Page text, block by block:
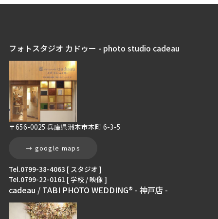
フォトスタジオ カドゥー - photo studio cadeau
〒656-0025 兵庫県洲本市本町 6-3-5
→ google maps
Tel.0799-38-4063 [ スタジオ ]
Tel.0799-22-0161 [ 学校 / 映像 ]
cadeau / TABI PHOTO WEDDING® - 神戸店 -